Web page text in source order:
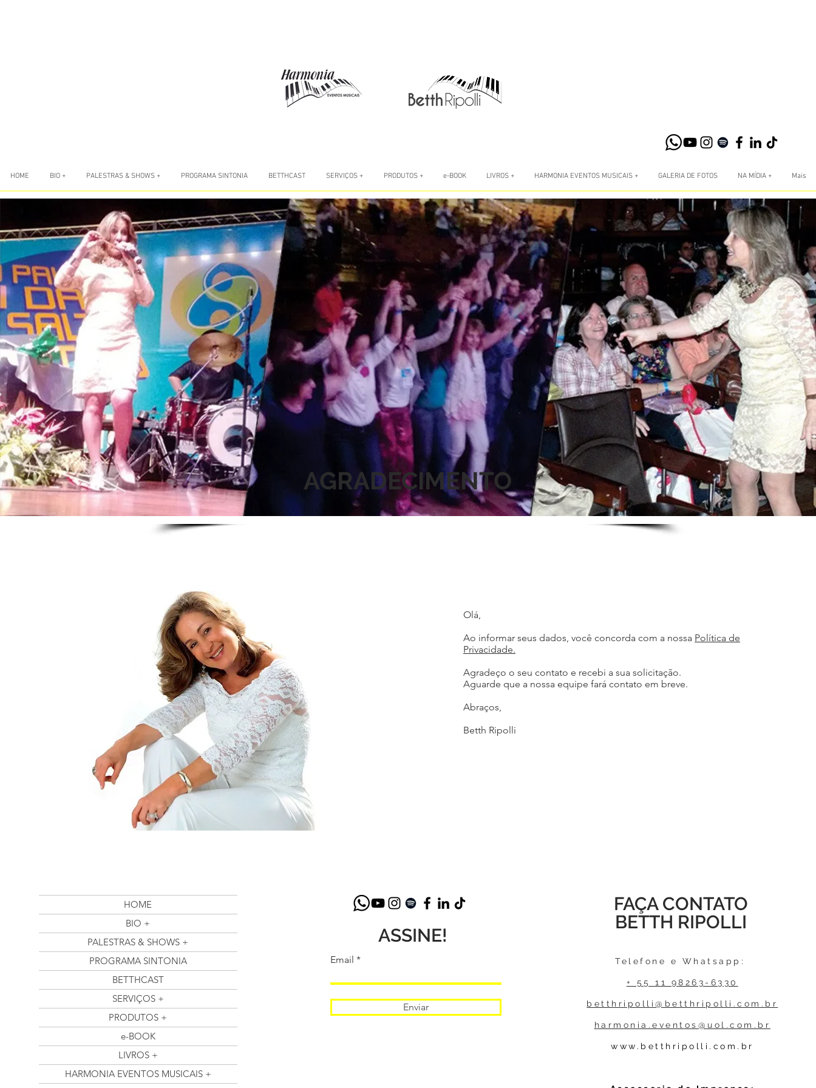
HOME BIO + PALESTRAS & SHOWS + PROGRAMA SINTONIA BETTHCAST SERVIÇOS + PRODUTOS + e-BOOK LIVROS + HARMONIA EVENTOS MUSICAIS + GALERIA DE FOTOS NA MÍDIA + Mais
AGRADECIMENTO
Olá,
Ao informar seus dados, você concorda com a nossa Política de
Privacidade.
Agradeço o seu contato e recebi a sua solicitação.
Aguarde que a nossa equipe fará contato em breve.
Abraços,
Betth Ripolli
HOME
BIO +
PALESTRAS & SHOWS +
PROGRAMA SINTONIA
BETTHCAST
SERVIÇOS +
PRODUTOS +
e-BOOK
LIVROS +
HARMONIA EVENTOS MUSICAIS +
ASSINE!
Email
Enviar
FAÇA CONTATO
BETTH RIPOLLI
Telefone e Whatsapp:
+ 55 11 98263-6330
betthripolli@betthripolli.com.br
harmonia.eventos@uol.com.br
www.betthripolli.com.br